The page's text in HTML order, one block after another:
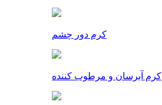
کرم دور چشم
کرم آبرسان و مرطوب کننده